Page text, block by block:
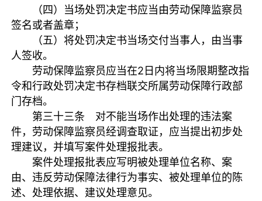
（四）当场处罚决定书应当由劳动保障监察员
签名或者盖章；
（五）将处罚决定书当场交付当事人，由当事
人签收。
劳动保障监察员应当在2日内将当场限期整改指
令和行政处罚决定书存档联交所属劳动保障行政部
门存档。
第三十三条 对不能当场作出处理的违法案
件，劳动保障监察员经调查取证，应当提出初步处
理建议，并填写案件处理报批表。
案件处理报批表应写明被处理单位名称、案
由、违反劳动保障法律行为事实、被处理单位的陈
述、处理依据、建议处理意见。